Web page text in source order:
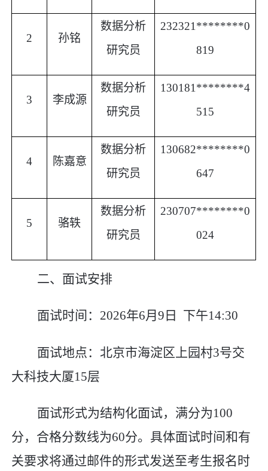
2 孙铭
数据分析
研究员
232321********0
819
3 李成源
数据分析
研究员
130181********4
515
4 陈嘉意
数据分析
研究员
130682********0
647
5 骆轶
数据分析
研究员
230707********0
024
二、面试安排
面试时间： 2026年6月9 日 下午14:30
面试地点：北京市海淀区上园村3号交
大科技大厦15层
面试形式为结构化面试，满分为100
分，合格分数线为60分。具体面试时间和有
关要求将通过邮件的形式发送至考生报名时